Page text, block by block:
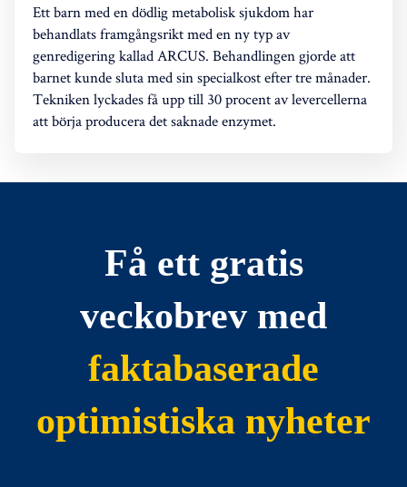
Ett barn med en dödlig metabolisk sjukdom har
behandlats framgångsrikt med en ny typ av
genredigering kallad ARCUS. Behandlingen gjorde att
barnet kunde sluta med sin specialkost efter tre månader.
Tekniken lyckades få upp till 30 procent av levercellerna
att börja producera det saknade enzymet.
Få ett gratis
veckobrev med
faktabaserade
optimistiska nyheter